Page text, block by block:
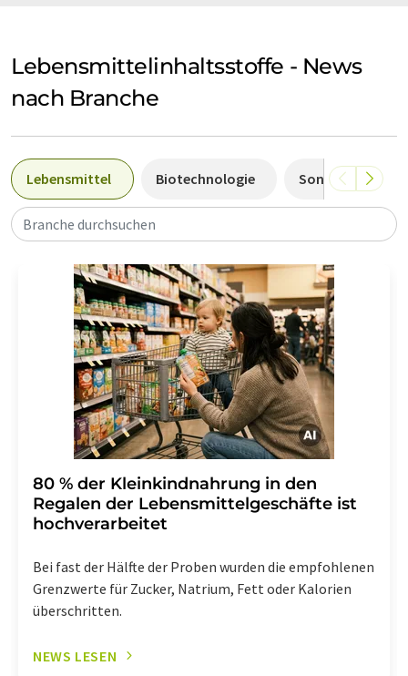
Lebensmittelinhaltsstoffe - News
nach Branche
Lebensmittel Biotechnologie Sonstige
Branche durchsuchen
80 % der Kleinkindnahrung in den
Regalen der Lebensmittelgeschäfte ist
hochverarbeitet
Bei fast der Hälfte der Proben wurden die empfohlenen
Grenzwerte für Zucker, Natrium, Fett oder Kalorien
überschritten.
NEWS LESEN